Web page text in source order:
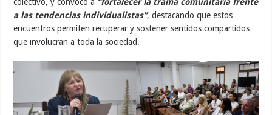
a las tendencias individualistas”, destacando que estos
encuentros permiten recuperar y sostener sentidos compartidos
que involucran a toda la sociedad.